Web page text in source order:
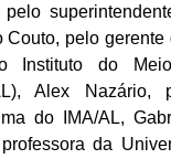
pelo
Couto, pelo gerente
Instituto do
Alex Nazário,
do IMA/AL,
da